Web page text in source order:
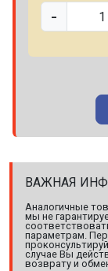
-
ВАЖНАЯ
Аналогичные
мы не
параметрам.
случае Вы
возврату и